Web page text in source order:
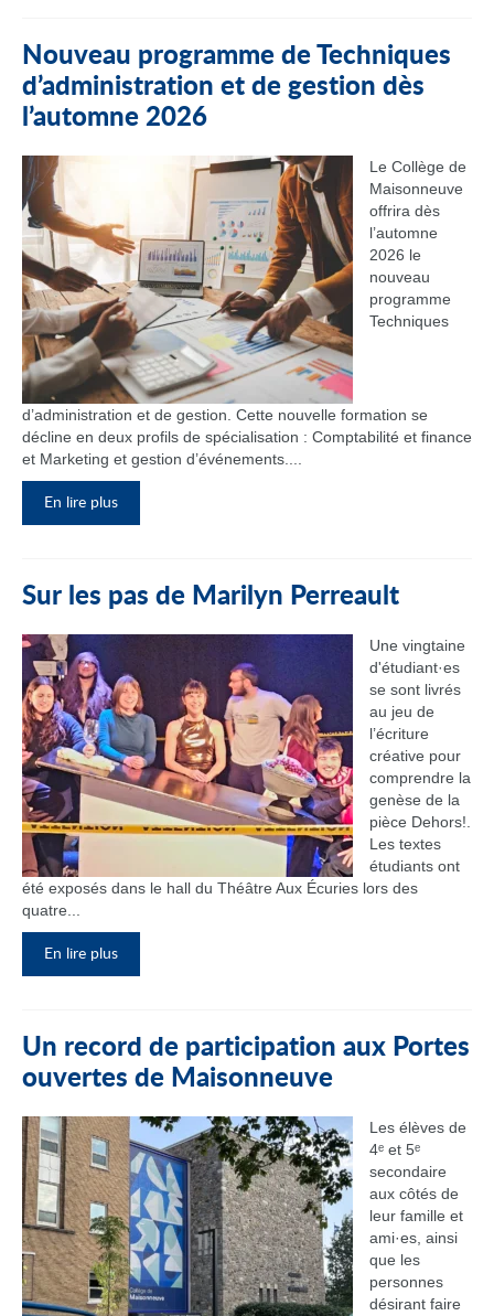
Nouveau programme de Techniques
d’administration et de gestion dès
l’automne 2026
Le Collège de
Maisonneuve
offrira dès
l’automne
2026 le
nouveau
programme
Techniques
d’administration et de gestion. Cette nouvelle formation se
décline en deux profils de spécialisation : Comptabilité et finance
et Marketing et gestion d’événements....
En lire plus
Sur les pas de Marilyn Perreault
Une vingtaine
d'étudiant·es
se sont livrés
au jeu de
l’écriture
créative pour
comprendre la
genèse de la
pièce Dehors!.
Les textes
étudiants ont
été exposés dans le hall du Théâtre Aux Écuries lors des
quatre...
En lire plus
Un record de participation aux Portes
ouvertes de Maisonneuve
Les élèves de
4ᵉ et 5ᵉ
secondaire
aux côtés de
leur famille et
ami·es, ainsi
que les
personnes
désirant faire